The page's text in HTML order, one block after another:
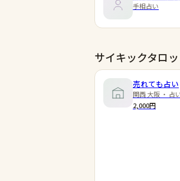
手相占い
サイキックタロ
売れても占い
関西 大阪 ・ 占
2,000円